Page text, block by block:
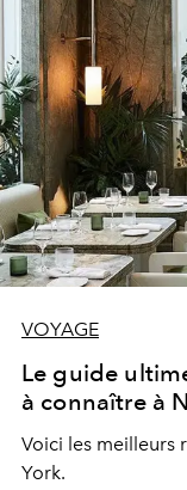
VOYAGE
Le guide
à connaître à
Voici les meilleurs
York.